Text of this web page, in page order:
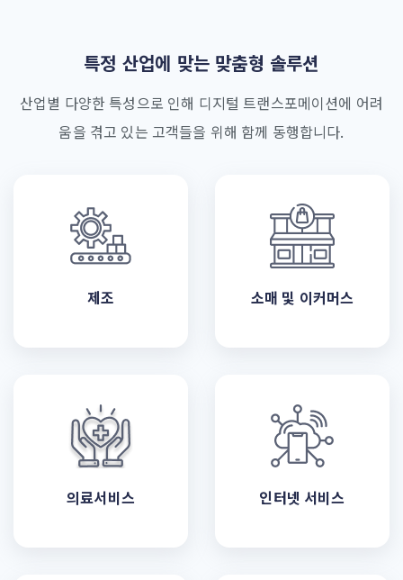
특정 산업에 맞는 맞춤형 솔루션
산업별 다양한 특성으로 인해 디지털 트랜스포메이션에 어려
움을 겪고 있는 고객들을 위해 함께 동행합니다.
제조 소매 및 이커머스
의료서비스 인터넷 서비스